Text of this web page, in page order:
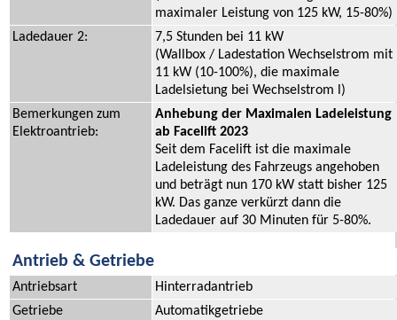
maximaler Leistung von 125 kW, 15-80%)
Ladedauer 2:
7,5 Stunden bei 11 kW
(Wallbox / Ladestation Wechselstrom mit
11 kW (10-100%), die maximale
Ladelsietung bei Wechselstrom l)
Bemerkungen zum
Elektroantrieb:
Anhebung der Maximalen Ladeleistung
ab Facelift 2023
Seit dem Facelift ist die maximale
Ladeleistung des Fahrzeugs angehoben
und beträgt nun 170 kW statt bisher 125
kW. Das ganze verkürzt dann die
Ladedauer auf 30 Minuten für 5-80%.
Antrieb & Getriebe
Antriebsart
Hinterradantrieb
Getriebe
Automatikgetriebe